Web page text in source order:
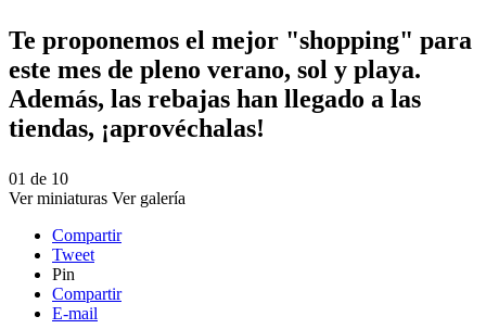
Te proponemos el mejor "shopping" para
este mes de pleno verano, sol y playa.
Además, las rebajas han llegado a las
tiendas, ¡aprovéchalas!
01 de 10
Ver miniaturas Ver galería
Compartir
Tweet
Pin
Compartir
E-mail